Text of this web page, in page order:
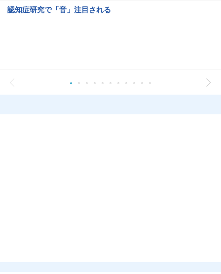
認知症研究で「音」注目される